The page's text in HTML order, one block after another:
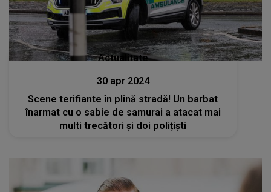
Actualitate
30 apr 2024
Scene terifiante în plină stradă! Un barbat
înarmat cu o sabie de samurai a atacat mai
multi trecători și doi polițiști